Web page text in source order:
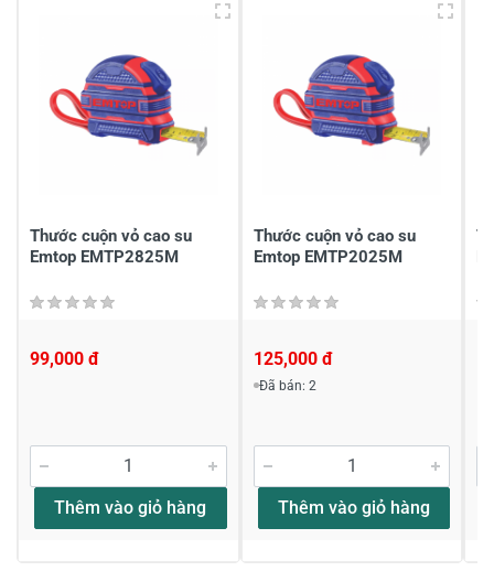
2
-
1
-
Đánh giá sao
Thước cuộn vỏ cao su
Emtop EMTP2825M
99,000 đ
Thêm vào giỏ hàng
Thước cuộn vỏ cao su
Emtop EMTP2025M
125,000 đ
Đã bán: 2
Thêm vào giỏ hàng